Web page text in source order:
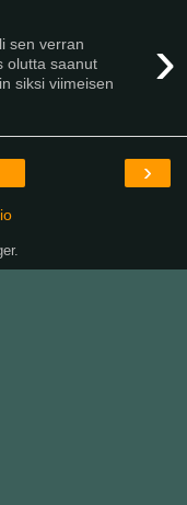
›
sen verran
olutta saanut
siksi viimeisen
›
.